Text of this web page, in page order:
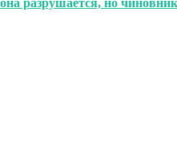
разрушается, но